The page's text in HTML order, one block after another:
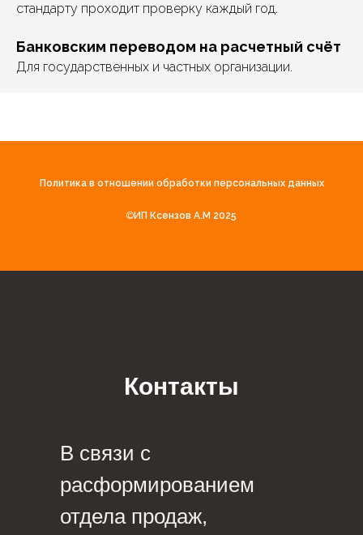
стандарту проходит проверку каждый год.
Банковским переводом на расчетный счёт
Для государственных и частных организации.
Политика в отношении обработки персональных данных
©ИП Ксензов А.М 2025
Контакты
В связи c
расформированием
отдела продаж,